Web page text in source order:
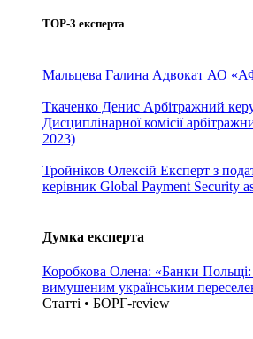
TOP-3 експерта
Мальцева Галина Адвокат АО
Ткаченко Денис Арбітражний
Дисциплінарної комісії
2023)
Тройніков Олексій Експерт з
керівник Global Payment Security
Думка експерта
Коробкова Олена: «Банки
вимушеним українським
Статті • БОРГ-review